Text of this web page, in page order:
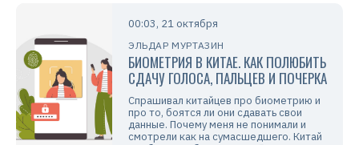
00:03, 21 октября
ЭЛЬДАР МУРТАЗИН
БИОМЕТРИЯ В КИТАЕ. КАК ПОЛЮБИТЬ
СДАЧУ ГОЛОСА, ПАЛЬЦЕВ И ПОЧЕРКА
Спрашивал китайцев про биометрию и
про то, боятся ли они сдавать свои
данные. Почему меня не понимали и
смотрели как на сумасшедшего. Китай